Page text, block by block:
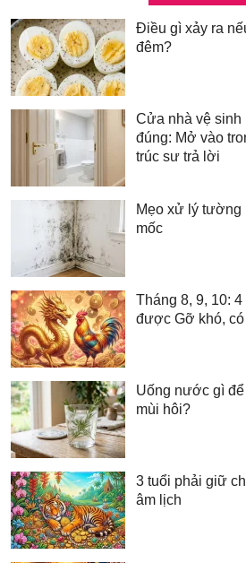
Điều gì xảy ra
đêm?
Cửa nhà vệ sinh
đúng: Mở vào
trúc sư trả lời
Mẹo xử lý tường
mốc
Tháng 8, 9, 10:
được Gỡ khó, có
Uống nước gì
mùi hôi?
3 tuổi phải giữ
âm lịch